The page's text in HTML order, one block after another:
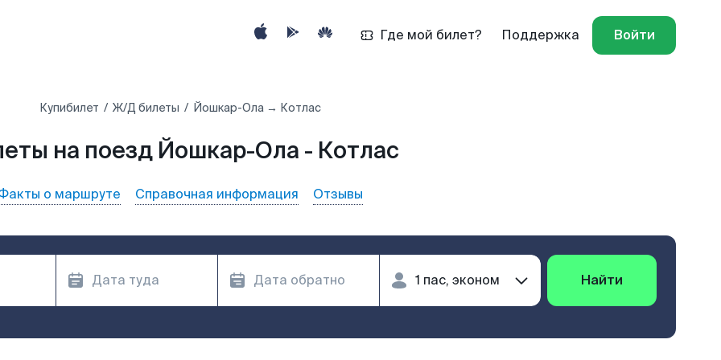
Где мой билет? Поддержка Войти
Купибилет Ж/Д билеты Йошкар-Ола → Котлас
на поезд Йошкар-Ола - Котлас
о маршруте Справочная информация Отзывы
Найти